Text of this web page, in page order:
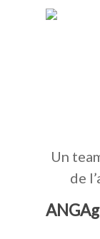
Un
de